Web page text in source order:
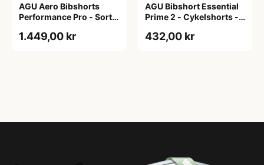
AGU Aero Bibshorts
Performance Pro - Sort -
1.449,00 kr
AGU Bibshort Essential
Prime 2 - Cykelshorts -
2XL
432,00 kr